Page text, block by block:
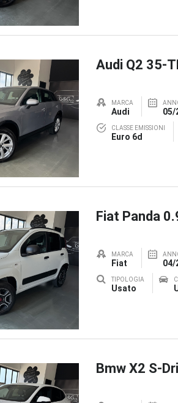
Audi Q2 35-
MARCA
Audi 05/
CLASSE EMISSIONI
Euro 6d
Fiat Panda
MARCA
Fiat 04/
TIPOLOGIA
Usato
Bmw X2 S-